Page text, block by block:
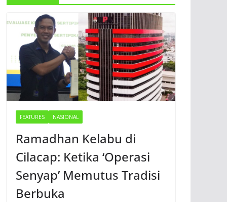
FEATURES NASIONAL
Ramadhan Kelabu di
Cilacap: Ketika ‘Operasi
Senyap’ Memutus Tradisi
Berbuka